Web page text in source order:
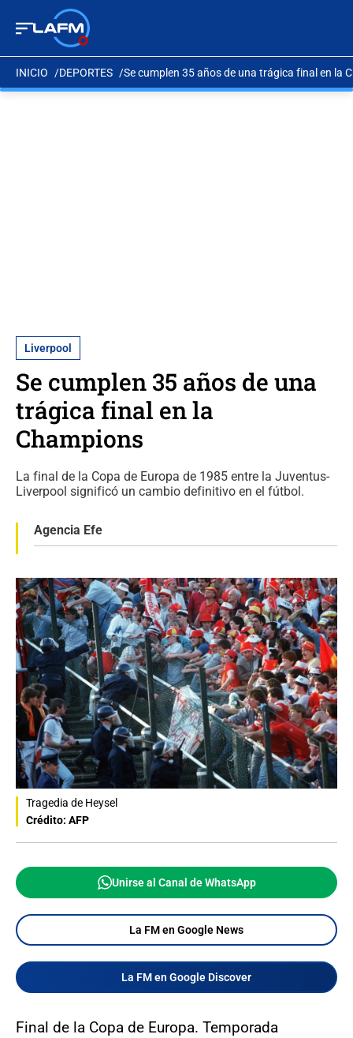
INICIO DEPORTES Se cumplen 35 años de una trágica final en la
Liverpool
Se cumplen 35 años de una
trágica final en la
Champions
La final de la Copa de Europa de 1985 entre la Juventus-
Liverpool significó un cambio definitivo en el fútbol.
Agencia Efe
Tragedia de Heysel
Crédito: AFP
Unirse al Canal de WhatsApp
La FM en Google News
La FM en Google Discover
Final de la Copa de Europa. Temporada